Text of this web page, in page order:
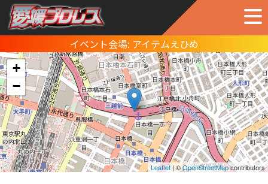
イベント会場: アイテムえひめ
+
−
Leaflet| ©OpenStreetMapcontributors